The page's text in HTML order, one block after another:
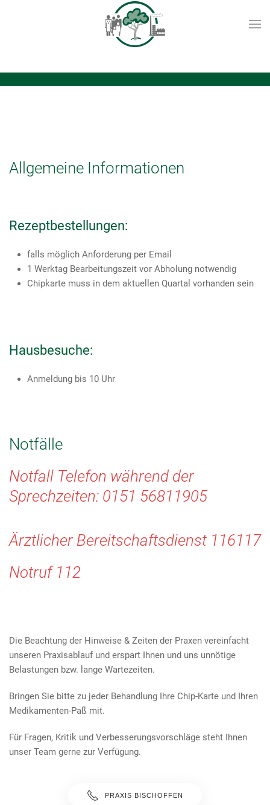
Allgemeine Informationen
Rezeptbestellungen:
falls möglich Anforderung per Email
1 Werktag Bearbeitungszeit vor Abholung notwendig
Chipkarte muss in dem aktuellen Quartal vorhanden sein
Hausbesuche:
Anmeldung bis 10 Uhr
Notfälle
Notfall Telefon während der
Sprechzeiten: 0151 56811905
Ärztlicher Bereitschaftsdienst 116117
Notruf 112
Die Beachtung der Hinweise & Zeiten der Praxen vereinfacht
unseren Praxisablauf und erspart Ihnen und uns unnötige
Belastungen bzw. lange Wartezeiten.
Bringen Sie bitte zu jeder Behandlung Ihre Chip-Karte und Ihren
Medikamenten-Paß mit.
Für Fragen, Kritik und Verbesserungsvorschläge steht Ihnen
unser Team gerne zur Verfügung.
PRAXIS BISCHOFFEN